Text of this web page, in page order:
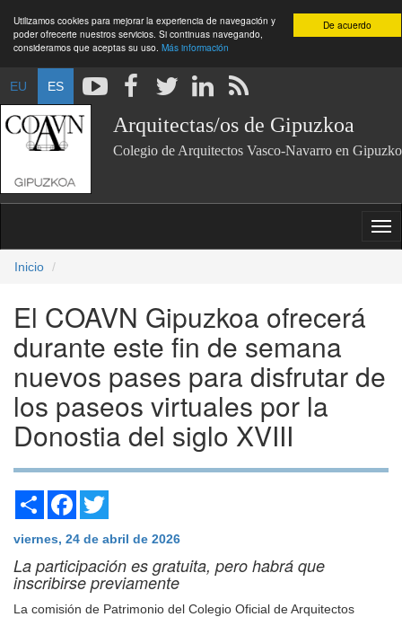
De acuerdo
Utilizamos cookies para mejorar la experiencia de navegación y
poder ofrecerte nuestros servicios. Si continuas navegando,
consideramos que aceptas su uso. Más información
EU ES
Arquitectas/os de Gipuzkoa
Colegio de Arquitectos Vasco-Navarro en
Inicio
El COAVN Gipuzkoa ofrecerá
durante este fin de semana
nuevos pases para disfrutar de
los paseos virtuales por la
Donostia del siglo XVIII
Share Facebook
viernes, 24 de abril de 2026
La participación es gratuita, pero habrá que
inscribirse previamente
La comisión de Patrimonio del Colegio Oficial de Arquitectos